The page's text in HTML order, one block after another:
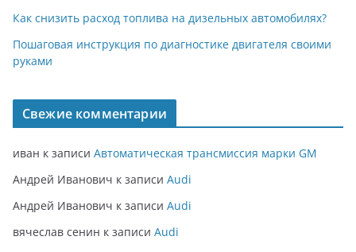
Как снизить расход топлива на дизельных автомобилях?
Пошаговая инструкция по диагностике двигателя своими
руками
Свежие комментарии
иван к записи Автоматическая трансмиссия марки GM
Андрей Иванович к записи Audi
Андрей Иванович к записи Audi
вячеслав сенин к записи Audi